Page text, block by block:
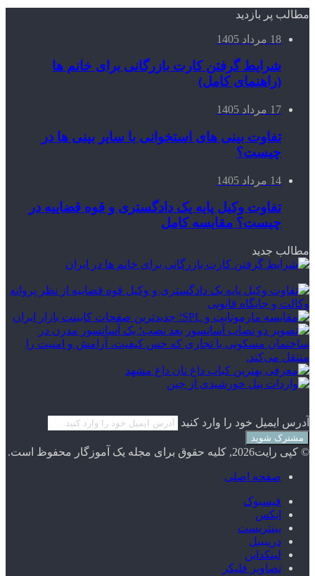
مطالب پر بازدید
18 مرداد 1405
شرایط گرفتن کارت بازرگانی برای خانم ها
(راهنمای کامل)
17 مرداد 1405
تفاوت بینی های استخوانی با سایر بینی ها در
چیست؟
14 مرداد 1405
تفاوت وکیل پایه یک دادگستری و قوه قضاییه در
چیست؟ مقایسه کامل
مطالب جدید
آدرس ایمیل خود را وارد کنید
© کپی رایت2026, کلیه حقوق برای مجله یک آموزگار محفوظ است.
صفحه اصلی
فیسبوک
ایکس
پینتریست
دریبببل
لینکداین
تصاویر فلیکر